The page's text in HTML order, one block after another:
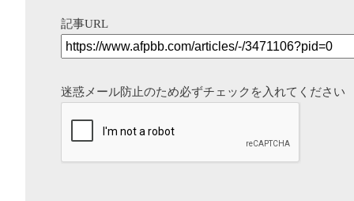
記事URL
迷惑メール防止のため必ずチェックを入れてください